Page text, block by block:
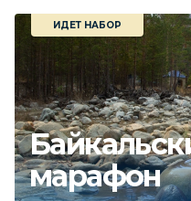
марафон
ИДЕТ НАБОР